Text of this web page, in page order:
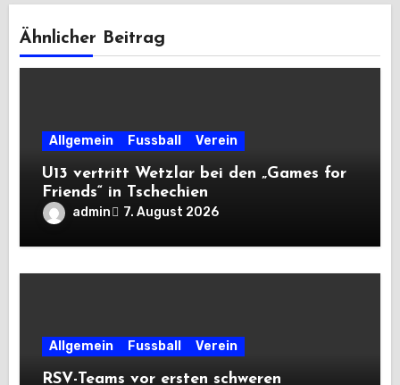
Ähnlicher Beitrag
Allgemein Fussball Verein
U13 vertritt Wetzlar bei den „Games for
Friends“ in Tschechien
admin 7. August 2026
Allgemein Fussball Verein
RSV-Teams vor ersten schweren